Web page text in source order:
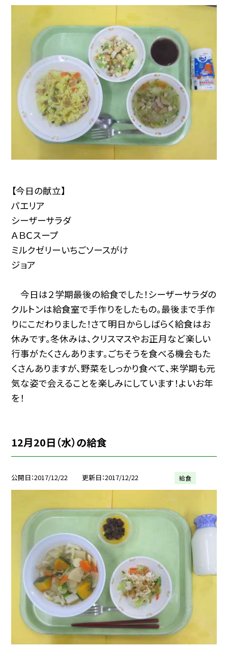
【今日の献立】
パエリア
シーザーサラダ
ＡＢＣスープ
ミルクゼリーいちごソースがけ
ジョア
今日は２学期最後の給食でした！シーザーサラダの
クルトンは給食室で手作りをしたもの。最後まで手作
りにこだわりました！さて明日からしばらく給食はお
休みです。冬休みは、クリスマスやお正月など楽しい
行事がたくさんあります。ごちそうを食べる機会もた
くさんありますが、野菜をしっかり食べて、来学期も元
気な姿で会えることを楽しみにしています！よいお年
を！
12月20日（水）の給食
公開日 2017/12/22 更新日 2017/12/22 給食